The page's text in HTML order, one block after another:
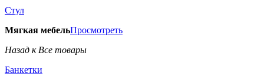
Стул
Мягкая мебельПросмотреть
Назад к Все товары
Банкетки